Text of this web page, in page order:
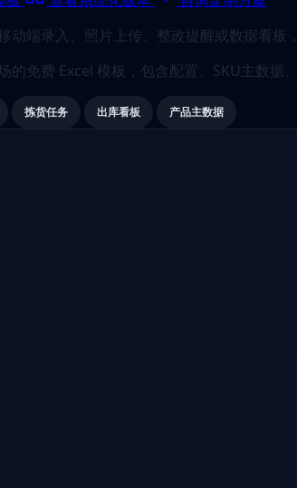
动端录入、照片上传、整改提醒或数据看板
的免费 Excel 模板，包含配置、SKU主数
拣货任务 出库看板 产品主数据